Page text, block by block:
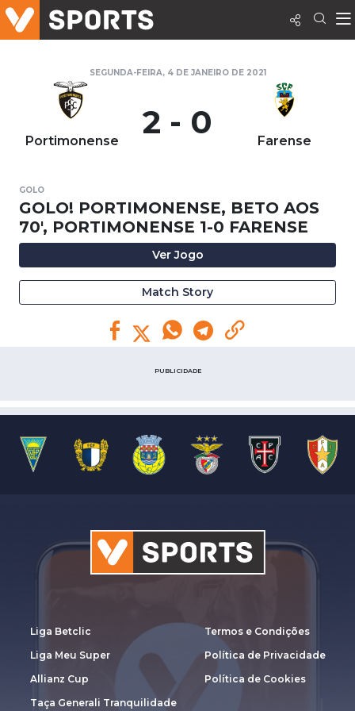
SEGUNDA-FEIRA, 4 DE JANEIRO DE 2021
Portimonense 2 - 0 Farense
GOLO
GOLO! PORTIMONENSE, BETO AOS
70', PORTIMONENSE 1-0 FARENSE
Ver Jogo
Match Story
PUBLICIDADE
Liga Betclic
Liga Meu Super
Allianz Cup
Taça Generali Tranquilidade
Termos e Condições
Política de Privacidade
Política de Cookies